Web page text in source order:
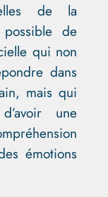
de la
possible de
qui non
dans
mais qui
une
émotions